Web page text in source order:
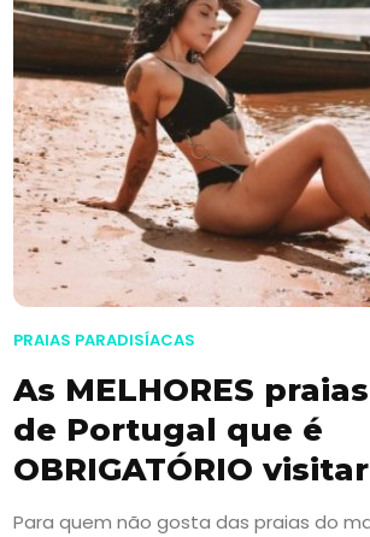
PRAIAS PARADISÍACAS
As MELHORES
de Portugal que é
OBRIGATÓRIO
Para quem não gosta das praias do